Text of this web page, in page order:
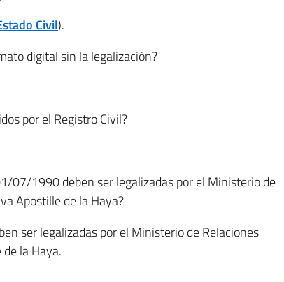
Civil).
digital sin la legalización?
por el Registro Civil?
07/1990 deben ser legalizadas por el Ministerio de
Apostille de la Haya?
ser legalizadas por el Ministerio de Relaciones
la Haya.